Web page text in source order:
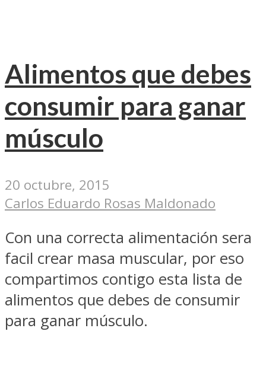
Alimentos que debes
consumir para ganar
músculo
20 octubre, 2015
Carlos Eduardo Rosas Maldonado
Con una correcta alimentación sera
facil crear masa muscular, por eso
compartimos contigo esta lista de
alimentos que debes de consumir
para ganar músculo.